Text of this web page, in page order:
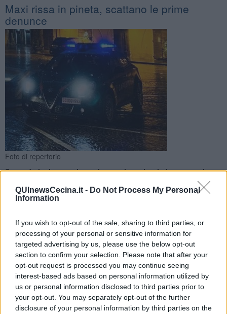
QUInewsCecina.it - Do Not Process My Personal
Information
If you wish to opt-out of the sale, sharing to third parties, or
processing of your personal or sensitive information for
targeted advertising by us, please use the below opt-out
section to confirm your selection. Please note that after your
opt-out request is processed you may continue seeing
interest-based ads based on personal information utilized by
us or personal information disclosed to third parties prior to
your opt-out. You may separately opt-out of the further
disclosure of your personal information by third parties on the
Maxi rissa in pineta, scattano le prime
denunce
Foto di repertorio
Secondo la ricostruzione cinque giovani turisti sono stati
aggrediti fisicamente da altre persone per futili motivi nella
notte tra sabato e domenica
ROSIGNANO MARITTIMO —Sono stati identificati e deferiti
all’Autorità Giudiziaria 5 persone per l’aggressione provocata la
notte tra sabato e domenica a Castiglioncello. Una maxi rissa
con circa 50 ragazzi coinvolti alla pineta Marradi.
All'arrivo di polizia e carabinieri, intorno alle 2,30, sono stati
identificati solo 5 giovani che hanno raccontato di essere stati